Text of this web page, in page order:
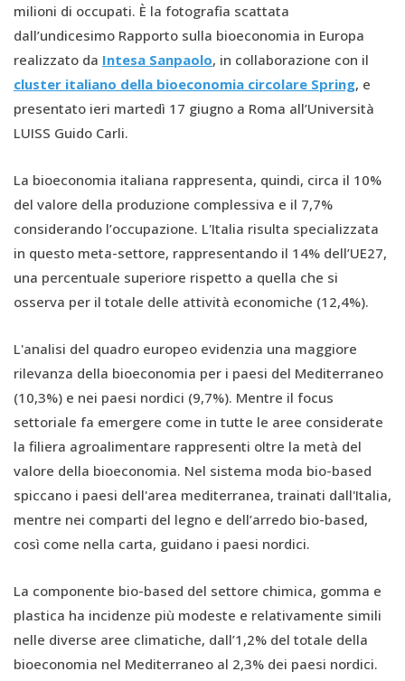
milioni di occupati. È la fotografia scattata
dall’undicesimo Rapporto sulla bioeconomia in Europa
realizzato da Intesa Sanpaolo, in collaborazione con il
cluster italiano della bioeconomia circolare Spring, e
presentato ieri martedì 17 giugno a Roma all’Università
LUISS Guido Carli.
La bioeconomia italiana rappresenta, quindi, circa il 10%
del valore della produzione complessiva e il 7,7%
considerando l’occupazione. L'Italia risulta specializzata
in questo meta-settore, rappresentando il 14% dell’UE27,
una percentuale superiore rispetto a quella che si
osserva per il totale delle attività economiche (12,4%).
L'analisi del quadro europeo evidenzia una maggiore
rilevanza della bioeconomia per i paesi del Mediterraneo
(10,3%) e nei paesi nordici (9,7%). Mentre il focus
settoriale fa emergere come in tutte le aree considerate
la filiera agroalimentare rappresenti oltre la metà del
valore della bioeconomia. Nel sistema moda bio-based
spiccano i paesi dell'area mediterranea, trainati dall'Italia,
mentre nei comparti del legno e dell’arredo bio-based,
così come nella carta, guidano i paesi nordici.
La componente bio-based del settore chimica, gomma e
plastica ha incidenze più modeste e relativamente simili
nelle diverse aree climatiche, dall’1,2% del totale della
bioeconomia nel Mediterraneo al 2,3% dei paesi nordici.